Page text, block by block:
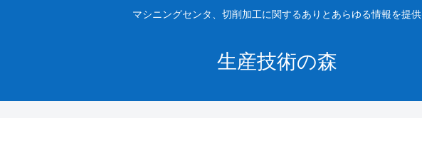
マシニングセンタ、切削加工に関するありとあらゆる情報を提供
生産技術の森